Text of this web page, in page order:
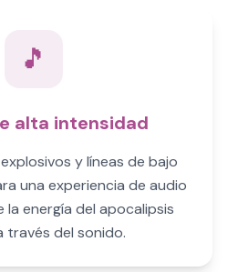
🎵
alta intensidad
y líneas de bajo
una experiencia de audio
la energía del apocalipsis
través del sonido.